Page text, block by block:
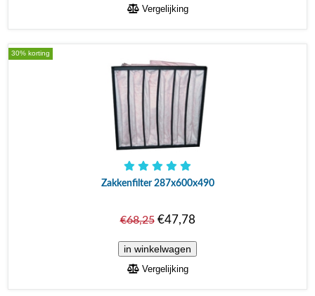
Vergelijking
30% korting
Zakkenfilter 287x600x490
€68,25€47,78
Vergelijking